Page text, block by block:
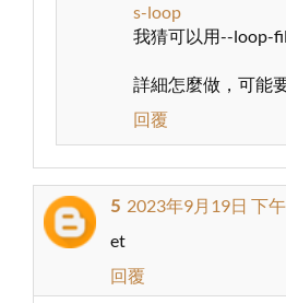
s-loop
我猜可以用--loop-
詳細怎麼做，可能
回覆
5 2023年9月19日 下
et
回覆